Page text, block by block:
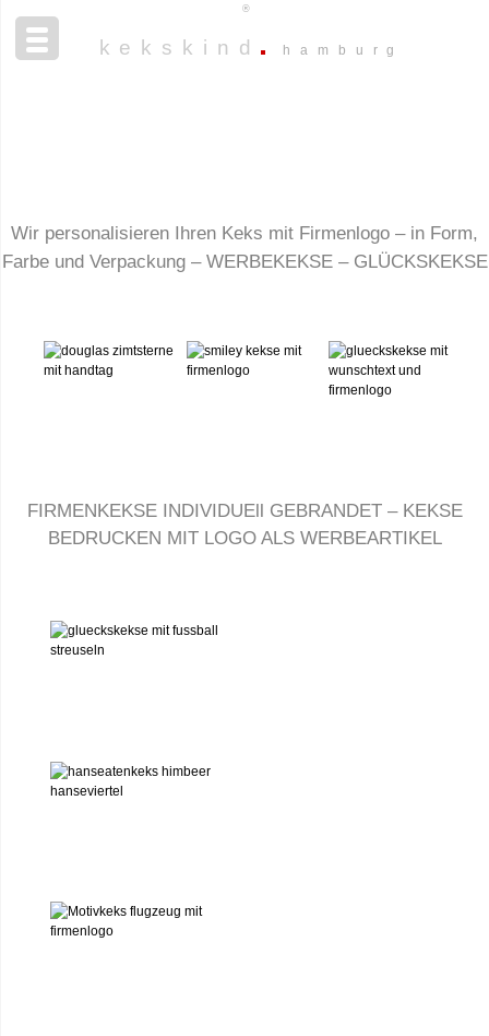
kekskind
®
hamburg
Wir personalisieren Ihren Keks mit Firmenlogo – in Form,
Farbe und Verpackung – WERBEKEKSE – GLÜCKSKEKSE
FIRMENKEKSE INDIVIDUEll GEBRANDET – KEKSE
BEDRUCKEN MIT LOGO ALS WERBEARTIKEL